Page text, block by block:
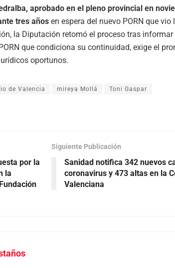
aprobado en el pleno provincial en
tres años en espera del nuevo PORN que
la Diputación retomó el proceso tras
que condiciona su continuidad, exige el
oportunos.
de Valencia mireya Mollá
Toni Gaspar
por la
la
Siguiente Publicación
Sanidad notifica 342 nuevos
coronavirus y 473 altas en la
Valenciana